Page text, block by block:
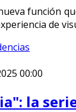
función
de
00:00
la